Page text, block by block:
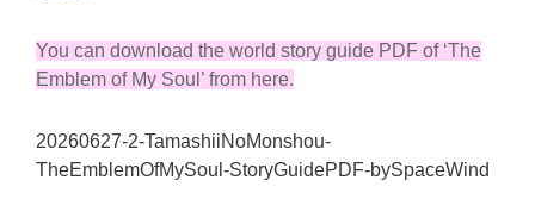
You can download the world story guide PDF of ‘The
Emblem of My Soul’ from here.
20260627-2-TamashiiNoMonshou-
TheEmblemOfMySoul-StoryGuidePDF-bySpaceWind